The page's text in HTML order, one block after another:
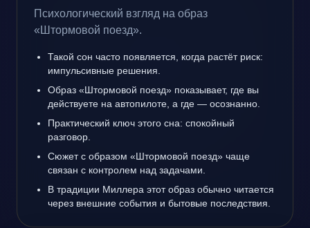
Психологический взгляд на образ
«Штормовой поезд».
Такой сон часто появляется, когда растёт риск:
импульсивные решения.
Образ «Штормовой поезд» показывает, где вы
действуете на автопилоте, а где — осознанно.
Практический ключ этого сна: спокойный
разговор.
Сюжет с образом «Штормовой поезд» чаще
связан с контролем над задачами.
В традиции Миллера этот образ обычно читается
через внешние события и бытовые последствия.